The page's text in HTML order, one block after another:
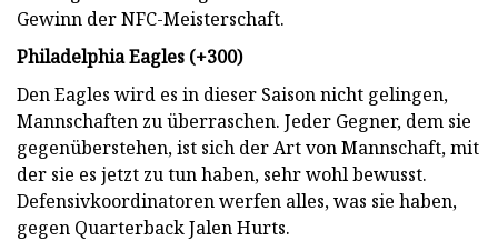
Gewinn der NFC-Meisterschaft.
Philadelphia Eagles (+300)
Den Eagles wird es in dieser Saison nicht gelingen,
Mannschaften zu überraschen. Jeder Gegner, dem sie
gegenüberstehen, ist sich der Art von Mannschaft, mit
der sie es jetzt zu tun haben, sehr wohl bewusst.
Defensivkoordinatoren werfen alles, was sie haben,
gegen Quarterback Jalen Hurts.